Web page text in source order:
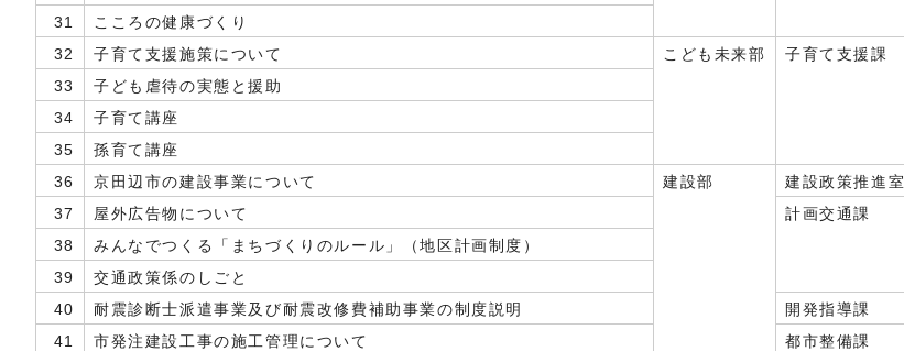
31
こころの健康づくり
32
子育て支援施策について こども未来部 子育て支援課
33
子ども虐待の実態と援助
34
子育て講座
35
孫育て講座
36
京田辺市の建設事業について 建設部 建設政策推進室
37
屋外広告物について 計画交通課
38
みんなでつくる「まちづくりのルール」（地区計画制度）
39
交通政策係のしごと
40
耐震診断士派遣事業及び耐震改修費補助事業の制度説明 開発指導課
41
市発注建設工事の施工管理について 都市整備課